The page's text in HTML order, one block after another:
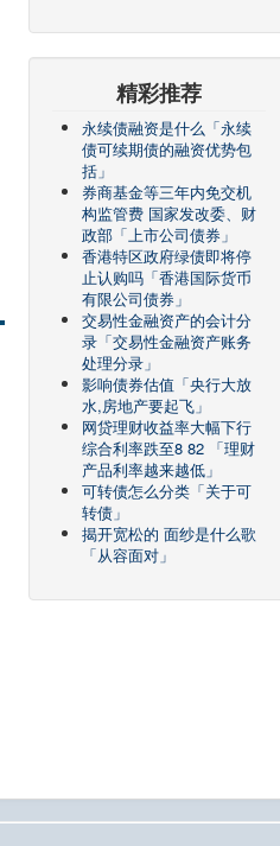
精彩推荐
永续债融资是什么「永续
债可续期债的融资优势包
括」
券商基金等三年内免交机
构监管费 国家发改委、财
政部「上市公司债券」
香港特区政府绿债即将停
止认购吗「香港国际货币
有限公司债券」
交易性金融资产的会计分
录「交易性金融资产账务
处理分录」
影响债券估值「央行大放
水,房地产要起飞」
网贷理财收益率大幅下行
综合利率跌至8 82 「理财
产品利率越来越低」
可转债怎么分类「关于可
转债」
揭开宽松的 面纱是什么歌
「从容面对」